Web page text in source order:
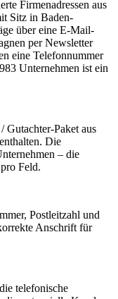
Firmenadressen aus
Sitz in Baden-
über eine E-Mail-
per Newsletter
eine Telefonnummer
Unternehmen ist ein
Gutachter-Paket aus
Die
– die
Feld.
Postleitzahl und
Anschrift für
telefonische